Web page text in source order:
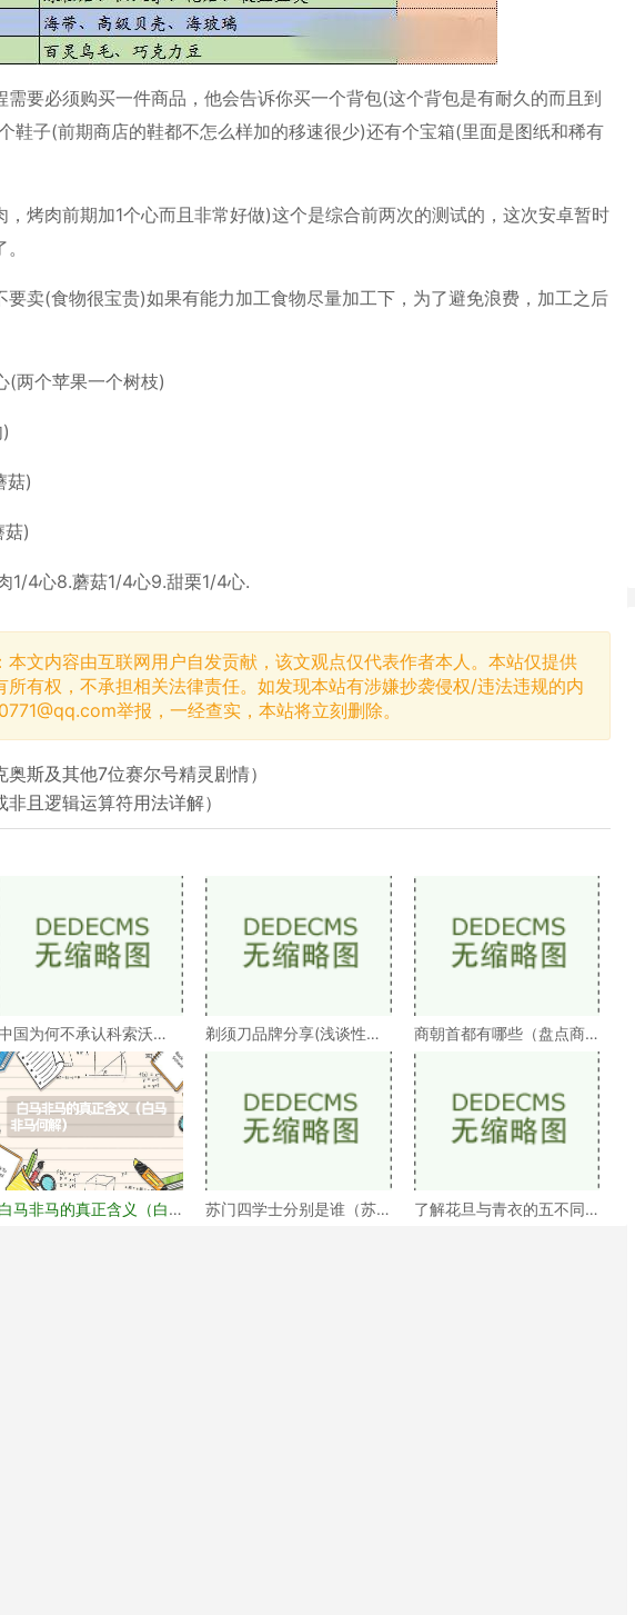
要必须购买一件商品，他会告诉你买一个背包(这个背包是有耐久的而且到
鞋子(前期商店的鞋都不怎么样加的移速很少)还有个宝箱(里面是图纸和稀有
烤肉前期加1个心而且非常好做)这个是综合前两次的测试的，这次安卓暂时
要卖(食物很宝贵)如果有能力加工食物尽量加工下，为了避免浪费，加工之后
(两个苹果一个树枝)
菇)
菇)
1/4心8.蘑菇1/4心9.甜栗1/4心.
本文内容由互联网用户自发贡献，该文观点仅代表作者本人。本站仅提供
所有权，不承担相关法律责任。如发现本站有涉嫌抄袭侵权/违法违规的内
举报，一经查实，本站将立刻删除。
斯及其他7位赛尔号精灵剧情）
且逻辑运算符用法详解）
国为何不承认科索沃
科索沃为何不被承认）
剃须刀品牌分享(浅谈性价
比高的剃须刀品牌）
商朝首都有哪些（盘点商
朝的十几个首都）
白马非马的真正含义（白
苏门四学士分别是谁（苏
了解花旦与青衣的五不同